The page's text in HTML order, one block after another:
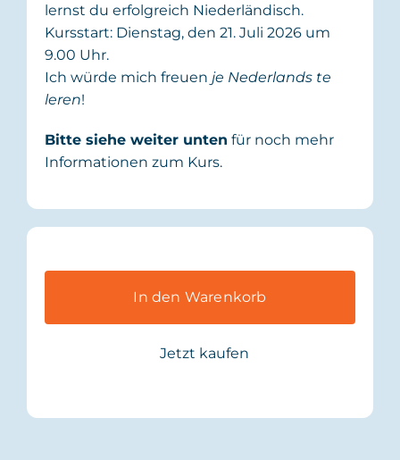
lernst du erfolgreich Niederländisch.
Kursstart: Dienstag, den 21. Juli 2026 um
9.00 Uhr.
Ich würde mich freuen je Nederlands te
leren!
Bitte siehe weiter unten für noch mehr
Informationen zum Kurs.
In den Warenkorb
Jetzt kaufen